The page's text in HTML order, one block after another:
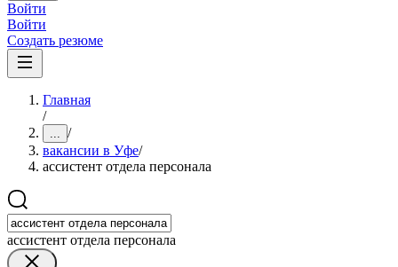
Войти
Войти
Создать резюме
Главная
/
... /
вакансии в Уфе/
ассистент отдела персонала
ассистент отдела персонала